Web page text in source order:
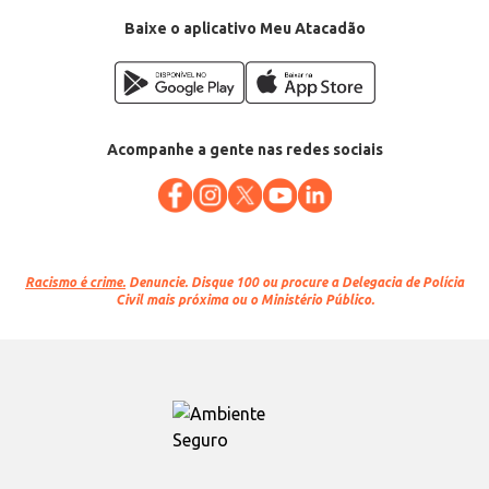
Baixe o aplicativo Meu Atacadão
Acompanhe a gente nas redes sociais
Racismo é crime. Denuncie. Disque 100 ou procure a Delegacia de Polícia
Civil mais próxima ou o Ministério Público.